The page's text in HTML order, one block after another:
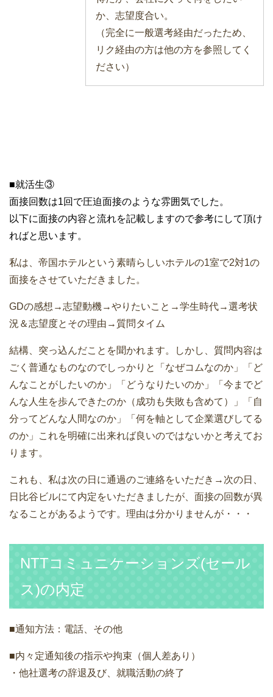
か、志望度合い。
（完全に一般選考経由だったため、
リク経由の方は他の方を参照してく
ださい）
■就活生③
面接回数は1回で圧迫面接のような雰囲気でした。
以下に面接の内容と流れを記載しますので参考にして頂け
ればと思います。
私は、帝国ホテルという素晴らしいホテルの1室で2対1の
面接をさせていただきました。
GDの感想→志望動機→やりたいこと→学生時代→選考状
況＆志望度とその理由→質問タイム
結構、突っ込んだことを聞かれます。しかし、質問内容は
ごく普通なものなのでしっかりと「なぜコムなのか」「ど
んなことがしたいのか」「どうなりたいのか」「今までど
んな人生を歩んできたのか（成功も失敗も含めて）」「自
分ってどんな人間なのか」「何を軸として企業選びしてる
のか」これを明確に出来れば良いのではないかと考えてお
ります。
これも、私は次の日に通過のご連絡をいただき→次の日、
日比谷ビルにて内定をいただきましたが、面接の回数が異
なることがあるようです。理由は分かりませんが・・・
NTTコミュニケーションズ(セール
ス)の内定
■通知方法：電話、その他
■内々定通知後の指示や拘束（個人差あり）
・他社選考の辞退及び、就職活動の終了